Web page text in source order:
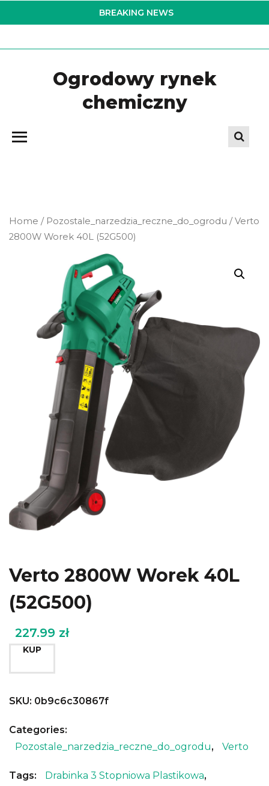
to
BREAKING NEWS
Ogrodowy rynek
chemiczny
Home / Pozostale_narzedzia_reczne_do_ogrodu / Verto
2800W Worek 40L (52G500)
Verto 2800W Worek 40L
(52G500)
227.99 zł
KUP
SKU: 0b9c6c30867f
Categories:
Pozostale_narzedzia_reczne_do_ogrodu, Verto
Tags: Drabinka 3 Stopniowa Plastikowa,